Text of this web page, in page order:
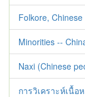
Folkore, Chinese
Minorities --
Naxi (Chinese
การวิเคราะห์เนื้อ